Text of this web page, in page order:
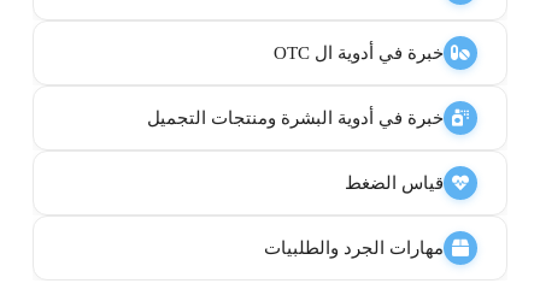
خبرة في أدوية ال OTC
خبرة في أدوية البشرة ومنتجات التجميل
قياس الضغط
مهارات الجرد والطلبيات